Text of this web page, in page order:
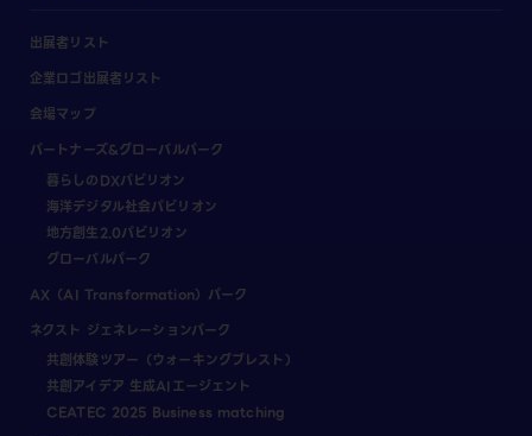
出展者リスト
企業ロゴ出展者リスト
会場マップ
パートナーズ&グローバルパーク
暮らしのDXパビリオン
海洋デジタル社会パビリオン
地方創生2.0パビリオン
グローバルパーク
AX（AI Transformation）パーク
ネクスト ジェネレーションパーク
共創体験ツアー（ウォーキングブレスト）
共創アイデア 生成AIエージェント
CEATEC 2025 Business matching